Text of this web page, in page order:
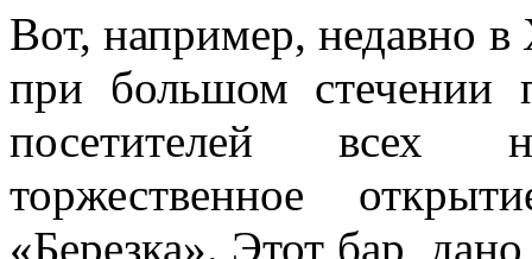
Вот, например, недавно
при большом стечении
посетителей всех
торжественное
«Березка». Этот бар